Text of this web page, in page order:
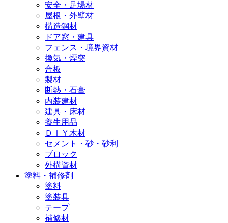
安全・足場材
屋根・外壁材
構造鋼材
ドア窓・建具
フェンス・境界資材
換気・煙突
合板
製材
断熱・石膏
内装建材
建具・床材
養生用品
ＤＩＹ木材
セメント・砂・砂利
ブロック
外構資材
塗料・補修剤
塗料
塗装具
テープ
補修材